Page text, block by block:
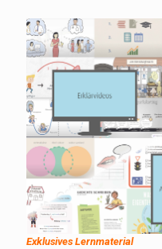
Exklusives Lernmaterial